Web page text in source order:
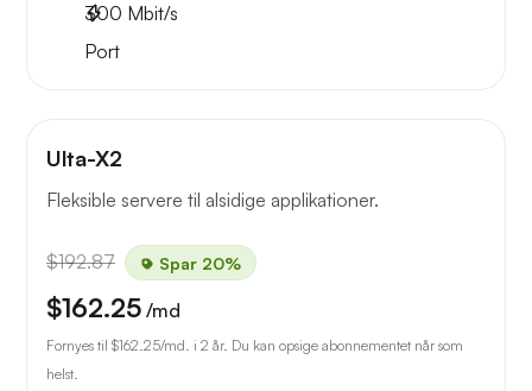
300 Mbit/s
Port
Ulta-X2
Fleksible servere til alsidige applikationer.
$192.87 Spar 20%
$162.25 /md
Fornyes til $162.25/md. i 2 år. Du kan opsige abonnementet når som
helst.